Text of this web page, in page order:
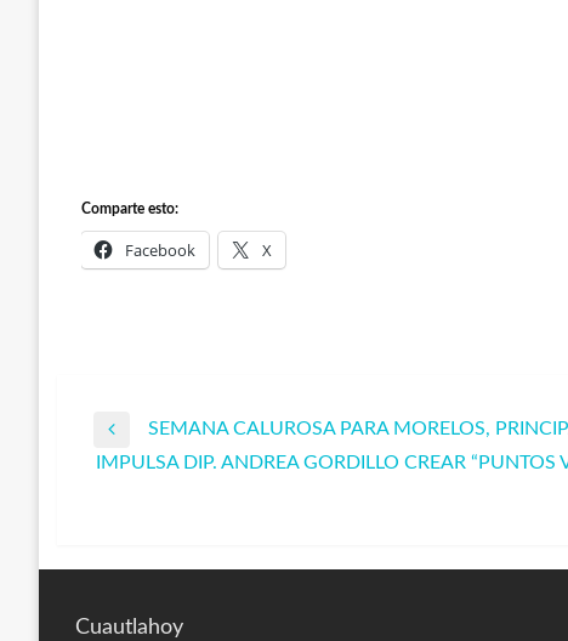
Comparte esto:
Facebook X
Navegación
entradas
anterior
SEMANA CALUROSA PARA MORELOS,
IMPULSA DIP. ANDREA GORDILLO CREAR “PUNTOS
Cuautlahoy